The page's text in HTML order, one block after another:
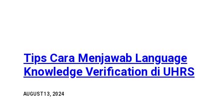
Tips Cara Menjawab Language
Knowledge Verification di UHRS
AUGUST 13, 2024